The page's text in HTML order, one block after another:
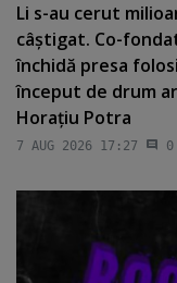
Li s-au cerut
câştigat. Co-
închidă presa
început de drum
Horaţiu Potra
7 AUG 2026 17:27 0